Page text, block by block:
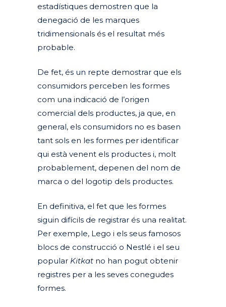
estadístiques demostren que la
denegació de les marques
tridimensionals és el resultat més
probable.
De fet, és un repte demostrar que els
consumidors perceben les formes
com una indicació de l’origen
comercial dels productes, ja que, en
general, els consumidors no es basen
tant sols en les formes per identificar
qui està venent els productes i, molt
probablement, depenen del nom de
marca o del logotip dels productes.
En definitiva, el fet que les formes
siguin difícils de registrar és una realitat.
Per exemple, Lego i els seus famosos
blocs de construcció o Nestlé i el seu
popular Kitkat no han pogut obtenir
registres per a les seves conegudes
formes.